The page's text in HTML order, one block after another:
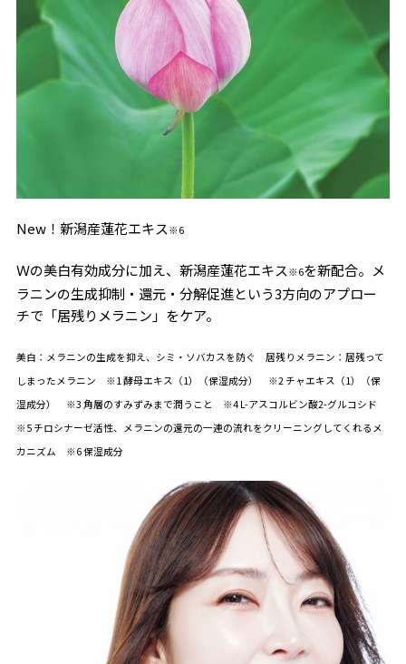
New！新潟産蓮花エキス ※6
Ｗの美白有効成分に加え、新潟産蓮花エキス ※6を新配合。メ
ラニンの生成抑制・還元・分解促進という3方向のアプロー
チで「居残りメラニン」をケア。
美白：メラニンの生成を抑え、シミ・ソバカスを防ぐ 居残りメラニン：居残って
しまったメラニン ※1 酵母エキス（1）（保湿成分） ※2 チャエキス（1）（保
湿成分） ※3 角層のすみずみまで潤うこと ※4 L-アスコルビン酸2-グルコシド
※5 チロシナーゼ活性、メラニンの還元の一連の流れをクリーニングしてくれるメ
カニズム ※6 保湿成分